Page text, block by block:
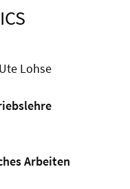
Lohse
Arbeiten